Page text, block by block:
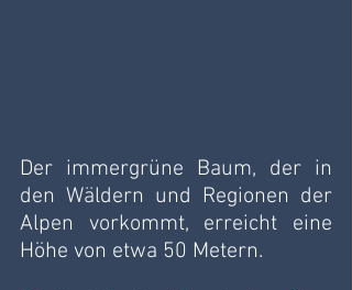
Der immergrüne Baum, der in
den Wäldern und Regionen der
Alpen vorkommt, erreicht eine
Höhe von etwa 50 Metern.